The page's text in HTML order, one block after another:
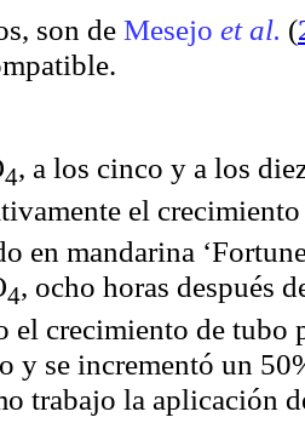
son de Mesejo et al. (
4, a los cinco y a los
el
en mandarina
4, ocho horas después
el crecimiento de
y se incrementó un
trabajo la aplicación